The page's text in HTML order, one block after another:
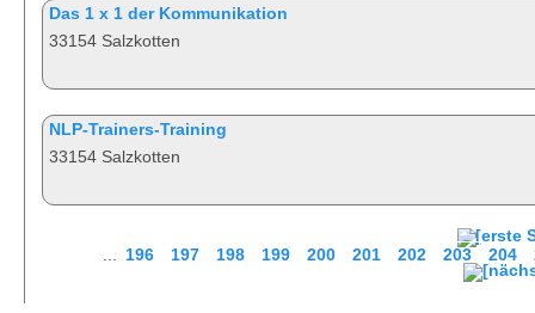
Das 1 x 1 der Kommunikation
33154 Salzkotten
NLP-Trainers-Training
33154 Salzkotten
196 197 198 199 200 201 202 203 204